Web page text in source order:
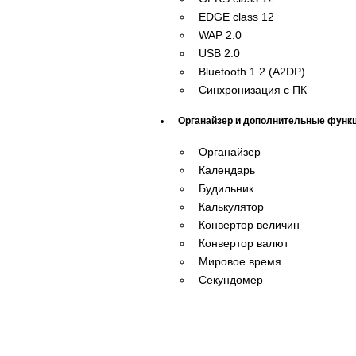
EDGE class 12
WAP 2.0
USB 2.0
Bluetooth 1.2 (A2DP)
Синхронизация с ПК
Органайзер и дополнительные
Органайзер
Календарь
Будильник
Калькулятор
Конвертор величин
Конвертор валют
Мировое время
Секундомер